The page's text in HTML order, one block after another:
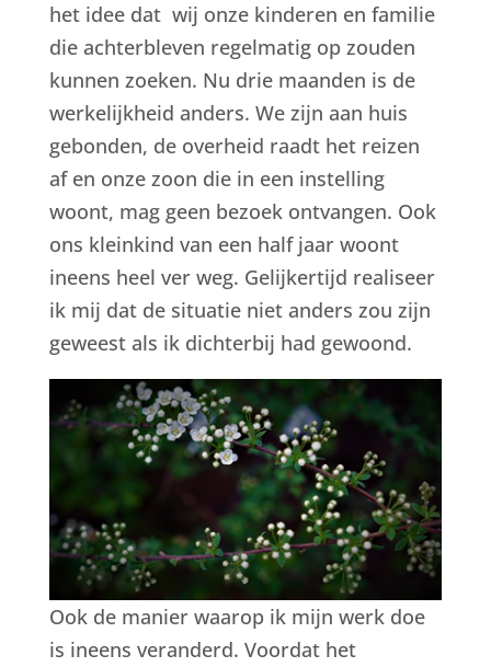
het idee dat wij onze kinderen en familie
die achterbleven regelmatig op zouden
kunnen zoeken. Nu drie maanden is de
werkelijkheid anders. We zijn aan huis
gebonden, de overheid raadt het reizen
af en onze zoon die in een instelling
woont, mag geen bezoek ontvangen. Ook
ons kleinkind van een half jaar woont
ineens heel ver weg. Gelijkertijd realiseer
ik mij dat de situatie niet anders zou zijn
geweest als ik dichterbij had gewoond.
Ook de manier waarop ik mijn werk doe
is ineens veranderd. Voordat het